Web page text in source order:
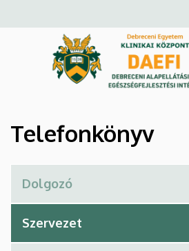
Debreceni
és
Intézet
a
Telefonkönyv